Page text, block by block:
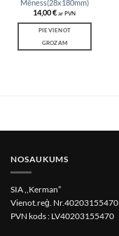
Mēness(28x180mm)
14,00€ ar PVN
PIEVIENOT
GROZAM
NOSAUKUMS
SIA ,,Kerman”
Vienot.reģ. Nr.40203155470
PVN kods : LV40203155470